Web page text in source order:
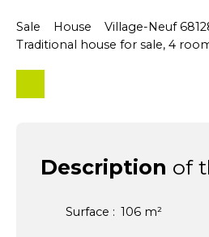
Sale House
Village-Neuf
Traditional house for sale, 4
Description of
Surface : 106 m²